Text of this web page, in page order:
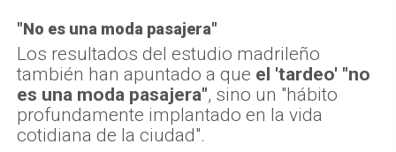
"No es una moda pasajera"
Los resultados del estudio madrileño
también han apuntado a que el 'tardeo' "no
es una moda pasajera", sino un "hábito
profundamente implantado en la vida
cotidiana de la ciudad".